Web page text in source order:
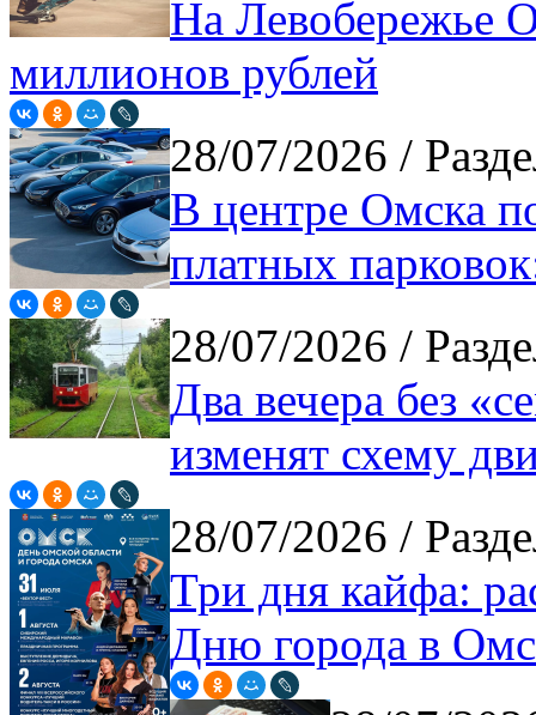
На Левобережье
миллионов рублей
28/07/2026 /
В центре Омска
платных
28/07/2026 /
Два вечера без
изменят схему
28/07/2026 /
Три дня кайфа:
Дню города в